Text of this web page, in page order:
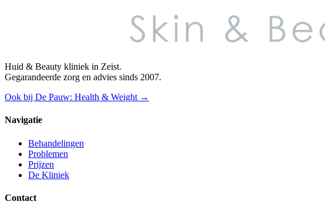
Huid & Beauty kliniek in Zeist.
Gegarandeerde zorg en advies sinds 2007.
Ook bij De Pauw: Health & Weight →
Navigatie
Behandelingen
Problemen
Prijzen
De Kliniek
Contact